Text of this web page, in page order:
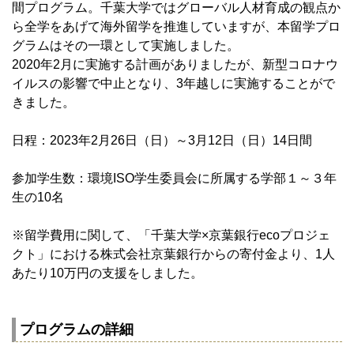
間プログラム。千葉大学ではグローバル人材育成の観点か
ら全学をあげて海外留学を推進していますが、本留学プロ
グラムはその一環として実施しました。
2020年2月に実施する計画がありましたが、新型コロナウ
イルスの影響で中止となり、3年越しに実施することがで
きました。
日程：2023年2月26日（日）～3月12日（日）14日間
参加学生数：環境ISO学生委員会に所属する学部１～３年
生の10名
※留学費用に関して、「千葉大学×京葉銀行ecoプロジェ
クト」における株式会社京葉銀行からの寄付金より、1人
あたり10万円の支援をしました。
プログラムの詳細